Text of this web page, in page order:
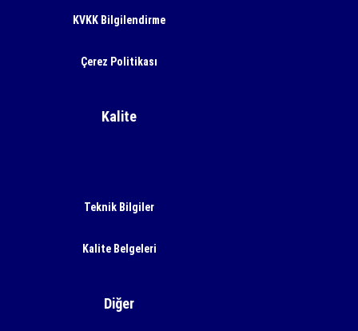
KVKK Bilgilendirme
Çerez Politikası
Kalite
Teknik Bilgiler
Kalite Belgeleri
Diğer